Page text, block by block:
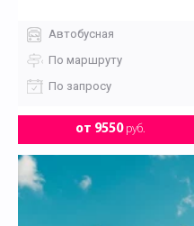
Автобусная
По маршруту
По запросу
от 9550руб.